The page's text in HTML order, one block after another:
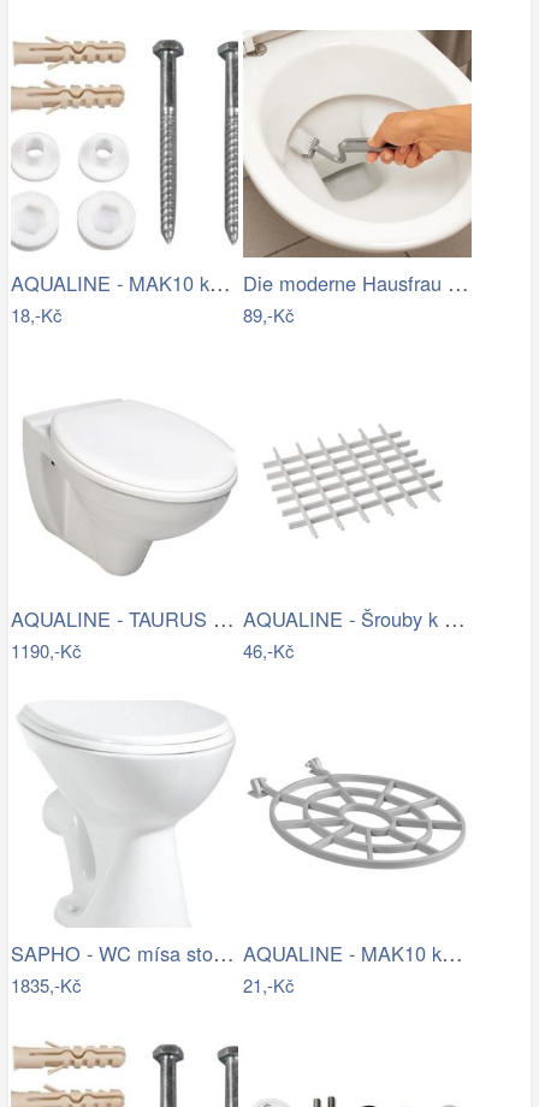
AQUALINE - MAK10 kotvící sada pro WC…
18,-Kč
Die moderne Hausfrau Kartáč na čištění…
89,-Kč
AQUALINE - TAURUS závěsná WC mísa,…
1190,-Kč
AQUALINE - Šrouby k WC dřevěným…
46,-Kč
SAPHO - WC mísa stojící, 36x47cm, zadní…
1835,-Kč
AQUALINE - MAK10 kotvící sada pro WC…
21,-Kč